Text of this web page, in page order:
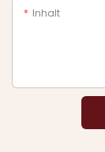
Inhalt